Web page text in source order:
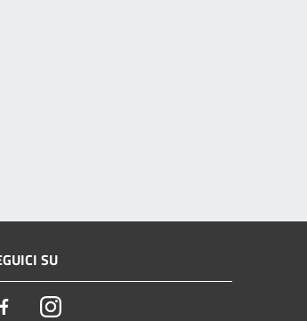
SU
FacebookInstagram